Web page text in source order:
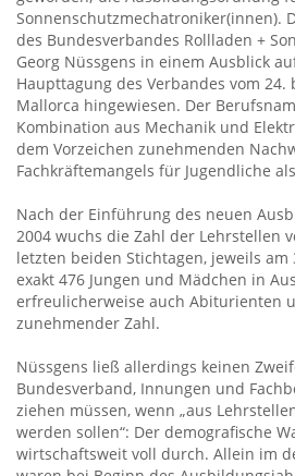
Sonnenschutzmechatroniker(innen).
des Bundesverbandes Rollladen +
Georg Nüssgens in einem Ausblick
Haupttagung des Verbandes vom 24.
Mallorca hingewiesen. Der
Kombination aus Mechanik und
dem Vorzeichen zunehmenden
Fachkräftemangels für Jugendliche
Nach der Einführung des neuen
2004 wuchs die Zahl der Lehrstellen
letzten beiden Stichtagen, jeweils am
exakt 476 Jungen und Mädchen in
erfreulicherweise auch Abiturienten
zunehmender Zahl.
Nüssgens ließ allerdings keinen
Bundesverband, Innungen und
ziehen müssen, wenn „aus
werden sollen“: Der demografische
wirtschaftsweit voll durch. Allein im